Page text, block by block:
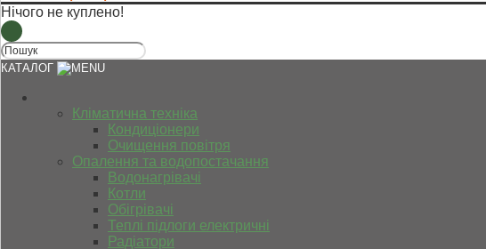
Нічого не куплено!
КАТАЛОГ
Кліматична техніка
Кондиціонери
Очищення повітря
Опалення та водопостачання
Водонагрівачі
Котли
Обігрівачі
Теплі підлоги електричні
Радіатори